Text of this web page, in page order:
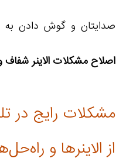
صدایتان و گوش دادن به
اصلاح مشکلات الاینر شفاف
مشکلات رایج در
از الاینرها و